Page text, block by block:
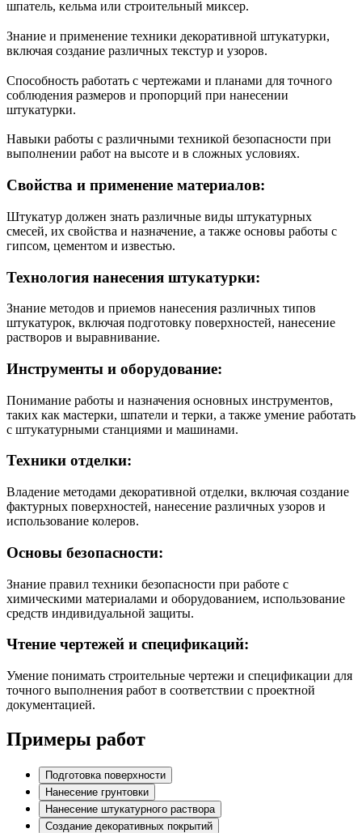
шпатель, кельма или строительный миксер.
Знание и применение техники декоративной штукатурки,
включая создание различных текстур и узоров.
Способность работать с чертежами и планами для точного
соблюдения размеров и пропорций при нанесении
штукатурки.
Навыки работы с различными техникой безопасности при
выполнении работ на высоте и в сложных условиях.
Свойства и применение материалов:
Штукатур должен знать различные виды штукатурных
смесей, их свойства и назначение, а также основы работы с
гипсом, цементом и известью.
Технология нанесения штукатурки:
Знание методов и приемов нанесения различных типов
штукатурок, включая подготовку поверхностей, нанесение
растворов и выравнивание.
Инструменты и оборудование:
Понимание работы и назначения основных инструментов,
таких как мастерки, шпатели и терки, а также умение работать
с штукатурными станциями и машинами.
Техники отделки:
Владение методами декоративной отделки, включая создание
фактурных поверхностей, нанесение различных узоров и
использование колеров.
Основы безопасности:
Знание правил техники безопасности при работе с
химическими материалами и оборудованием, использование
средств индивидуальной защиты.
Чтение чертежей и спецификаций:
Умение понимать строительные чертежи и спецификации для
точного выполнения работ в соответствии с проектной
документацией.
Примеры работ
Подготовка поверхности
Нанесение грунтовки
Нанесение штукатурного раствора
Создание декоративных покрытий